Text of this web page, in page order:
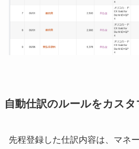
自動仕訳のルールをカス
先程登録した仕訳内容は、マネ